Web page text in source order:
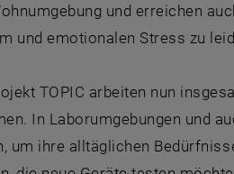
und erreichen
und emotionalen Stress zu
TOPIC arbeiten nun
In Laborumgebungen und
um ihre alltäglichen